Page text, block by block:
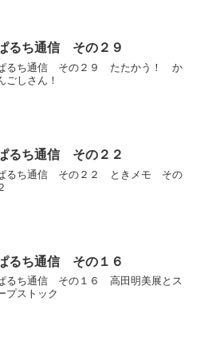
るち通信 その２９
るち通信 その２９ たたかう！ か
ごしさん！
るち通信 その２２
るち通信 その２２ ときメモ その
るち通信 その１６
るち通信 その１６ 高田明美展とス
プストック